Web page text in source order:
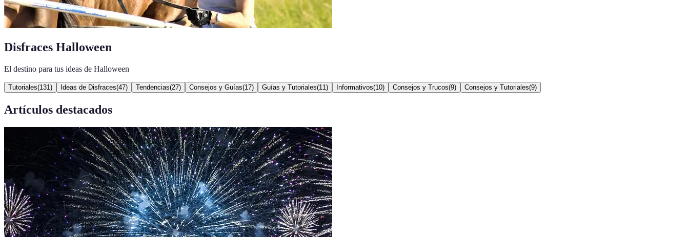
Disfraces Halloween
El destino para tus ideas de Halloween
Tutoriales(131 ) Ideas de Disfraces(47) Tendencias(27) Consejos y Guías(17) Guías y Tutoriales(11 ) Informativos(10) Consejos y Trucos(9) Consejos y Tutoriales(9)
Artículos destacados